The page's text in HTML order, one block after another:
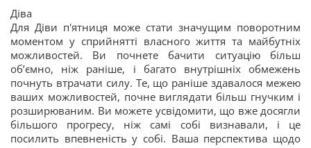
Діва
Для Діви п'ятниця може стати значущим поворотним
моментом у сприйнятті власного життя та майбутніх
можливостей. Ви почнете бачити ситуацію більш
об’ємно, ніж раніше, і багато внутрішніх обмежень
почнуть втрачати силу. Те, що раніше здавалося межею
ваших можливостей, почне виглядати більш гнучким і
розширюваним. Ви можете усвідомити, що вже досягли
більшого прогресу, ніж самі собі визнавали, і це
посилить впевненість у собі. Ваша перспектива щодо